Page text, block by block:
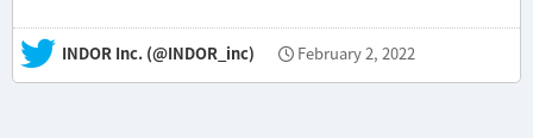
— INDOR Inc. (@INDOR_inc) February 2, 2022